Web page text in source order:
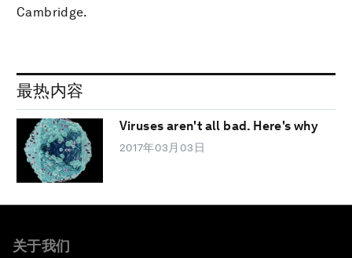
Cambridge.
最热内容
Viruses aren't all bad. Here's why
2017年03月03日
关于我们